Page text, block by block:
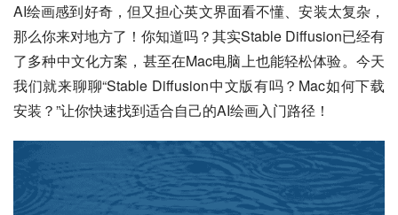
AI绘画感到好奇，但又担心英文界面看不懂、安装太复杂，
那么你来对地方了！你知道吗？其实Stable Diffusion已经有
了多种中文化方案，甚至在Mac电脑上也能轻松体验。今天
我们就来聊聊“Stable Diffusion中文版有吗？Mac如何下载
安装？”让你快速找到适合自己的AI绘画入门路径！